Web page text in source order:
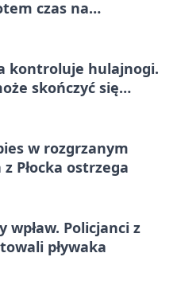
czas na
kontroluje hulajnogi.
skończyć się
w rozgrzanym
Płocka ostrzega
wpław. Policjanci z
pływaka